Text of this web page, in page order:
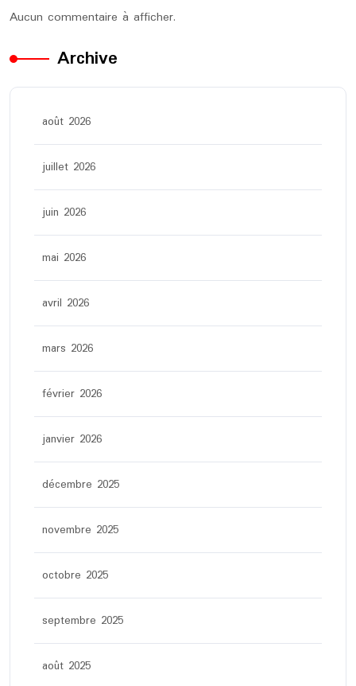
Aucun commentaire à afficher.
Archive
août 2026
juillet 2026
juin 2026
mai 2026
avril 2026
mars 2026
février 2026
janvier 2026
décembre 2025
novembre 2025
octobre 2025
septembre 2025
août 2025